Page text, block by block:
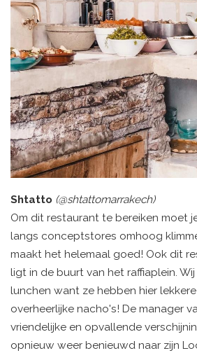
Shtatto (@shtattomarrakech)
Om dit restaurant te bereiken moet
langs conceptstores omhoog
maakt het helemaal goed! Ook dit
ligt in de buurt van het raffiaplein.
lunchen want ze hebben hier
overheerlijke nacho's! De manager
vriendelijke en opvallende
opnieuw weer benieuwd naar zijn